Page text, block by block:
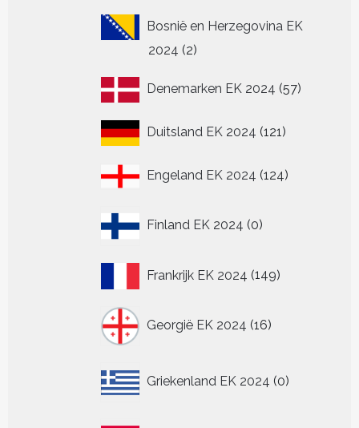
Bosnië en Herzegovina EK
2024 22
Denemarken EK 2024 5757
Duitsland EK 2024 121121
Engeland EK 2024 124124
Finland EK 2024 0
producten
Frankrijk EK 2024 149149
Georgië EK 2024 16
producten
Griekenland EK 2024 0
producten